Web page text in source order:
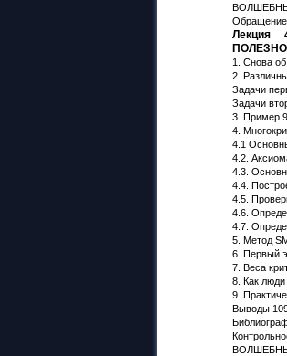
Обращение
Лекция
1. Снова
2.
Задачи
Задачи
3. Пример
4.
4.1
4.2.
4.3.
4.4.
4.5.
4.6.
4.7.
5. Метод
6. Первый
7. Веса
8. Как люди
9.
Выводы